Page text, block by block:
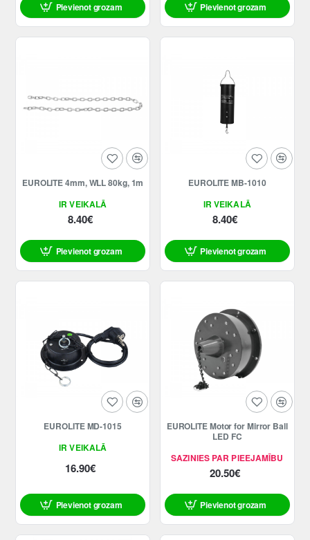
Pievienot grozam Pievienot grozam
IR VEIKALĀ
EUROLITE 4mm, WLL 80kg, 1m
8.40€
Pievienot grozam
IR VEIKALĀ
EUROLITE MB-1010
8.40€
Pievienot grozam
IR VEIKALĀ
EUROLITE MD-1015
16.90€
Pievienot grozam
SAZINIES PAR PIEEJAMĪBU
EUROLITE Motor for Mirror Ball
LED FC
20.50€
Pievienot grozam